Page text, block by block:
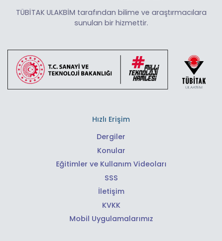
TÜBİTAK ULAKBİM tarafından bilime ve araştırmacılara
sunulan bir hizmettir.
Hızlı Erişim
Dergiler
Konular
Eğitimler ve Kullanım Videoları
SSS
İletişim
KVKK
Mobil Uygulamalarımız